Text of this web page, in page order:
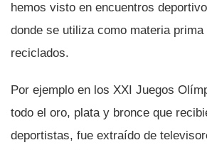
hemos visto en encuentros
donde se utiliza como materia prima
reciclados.
Por ejemplo en los XXI Juegos
todo el oro, plata y bronce que
deportistas, fue extraí­do de